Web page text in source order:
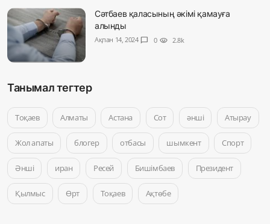
Сәтбаев қаласының әкімі қамауға
алынды
Ақпан 14, 2024 chat_bubble 0 visibility 2.8k
Танымал тегтер
Тоқаев Алматы Астана Сот әнші Атырау
Жол апаты блогер отбасы шымкент Спорт
Әнші иран Ресей Бишімбаев Президент
Қылмыс Өрт Тоқаев Ақтөбе